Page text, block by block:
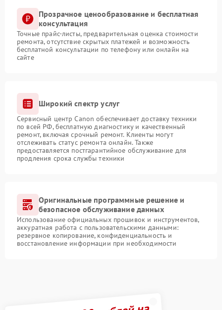
Прозрачное ценообразование и бесплатная
консультация
Точные прайс-листы, предварительная оценка стоимости
ремонта, отсутствие скрытых платежей и возможность
бесплатной консультации по телефону или онлайн на
сайте
Широкий спектр услуг
Сервисный центр Canon обеспечивает доставку техники
по всей РФ, бесплатную диагностику и качественный
ремонт, включая срочный ремонт. Клиенты могут
отслеживать статус ремонта онлайн. Также
предоставляется постгарантийное обслуживание для
продления срока службы техники
Оригинальные программные решение и
безопасное обслуживание данных
Использование официальных прошивок и инструментов,
аккуратная работа с пользовательскими данными:
резервное копирование, конфиденциальность и
восстановление информации при необходимости